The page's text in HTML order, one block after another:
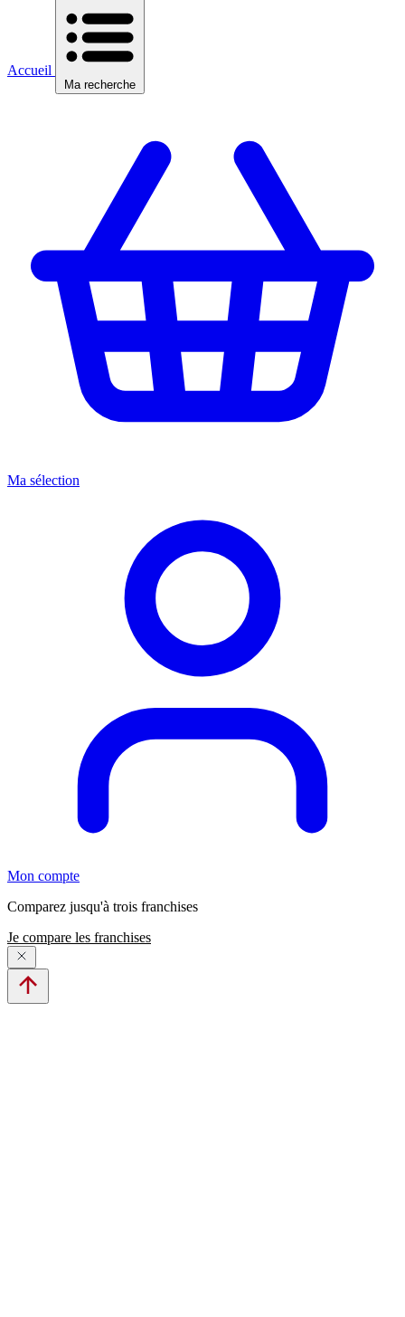
Accueil
Ma recherche
Ma sélection
Mon compte
Comparez jusqu'à trois franchises
Je compare les franchises